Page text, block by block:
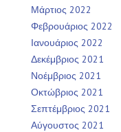
Μάρτιος 2022
Φεβρουάριος 2022
Ιανουάριος 2022
Δεκέμβριος 2021
Νοέμβριος 2021
Οκτώβριος 2021
Σεπτέμβριος 2021
Αύγουστος 2021